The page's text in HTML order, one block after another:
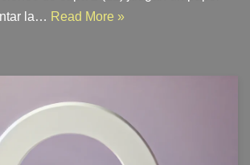
la… Read More »